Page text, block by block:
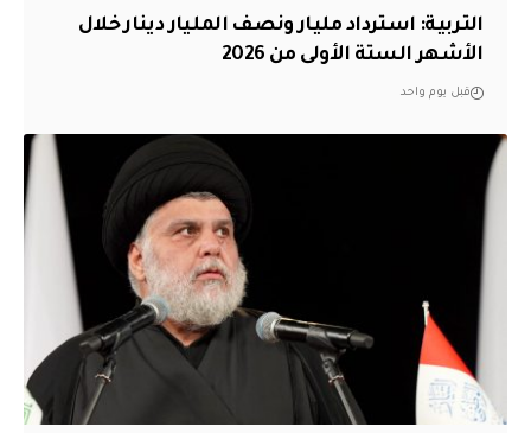
التربية: استرداد مليار ونصف المليار دينار خلال
الأشهر الستة الأولى من 2026
قبل يوم واحد